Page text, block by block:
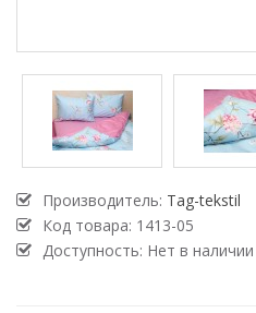
Производитель: Tag-tekstil
Код товара: 1413-05
Доступность: Нет в наличии